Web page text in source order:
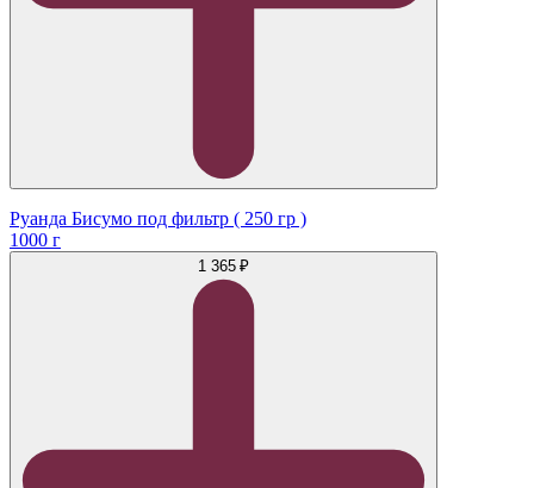
Руанда Бисумо под фильтр ( 250 гр )
1000 г
1 365 ₽